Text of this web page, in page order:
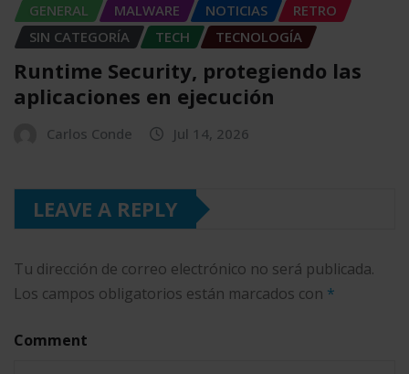
GENERAL
MALWARE NOTICIAS
RETRO
SIN CATEGORÍA
TECH TECNOLOGÍA
Runtime Security, protegiendo las
aplicaciones en ejecución
Carlos Conde Jul 14, 2026
LEAVE A REPLY
Tu dirección de correo electrónico no será publicada.
Los campos obligatorios están marcados con *
Comment